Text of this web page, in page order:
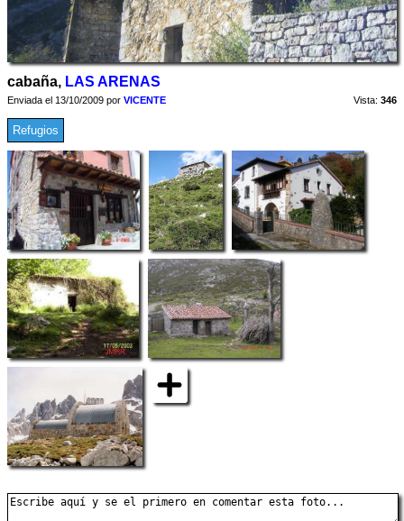
cabaña, LAS ARENAS
Enviada el 13/10/2009 por VICENTE Vista: 346
Refugios